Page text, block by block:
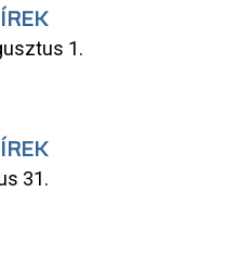
1.
31.